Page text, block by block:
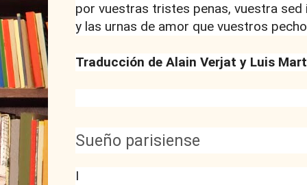
por vuestras tristes penas, vuestra sed
y las urnas de amor que vuestros
Traducción de Alain Verjat y Luis
Sueño parisiense
I